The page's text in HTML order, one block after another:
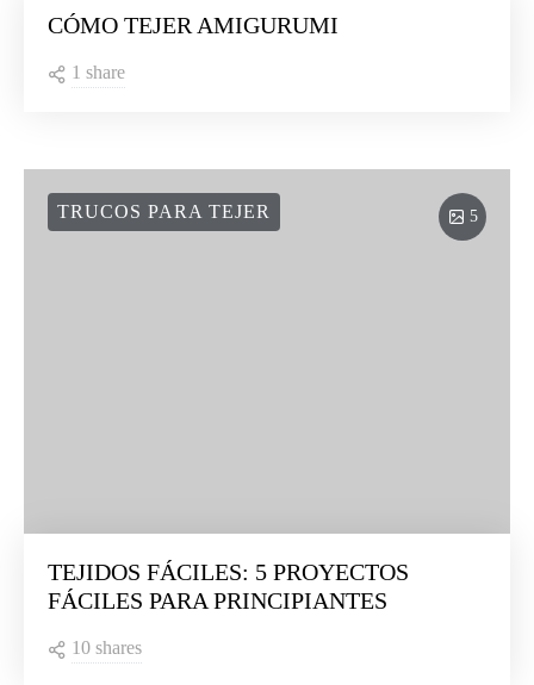
CÓMO TEJER AMIGURUMI
1 share
5
TRUCOS PARA TEJER
TEJIDOS FÁCILES: 5 PROYECTOS
FÁCILES PARA PRINCIPIANTES
10 shares